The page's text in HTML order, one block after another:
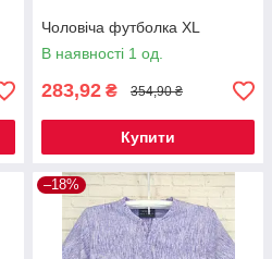
Чоловіча футболка XL
В наявності 1 од.
283,92 ₴ 354,90 ₴
Купити
–18%